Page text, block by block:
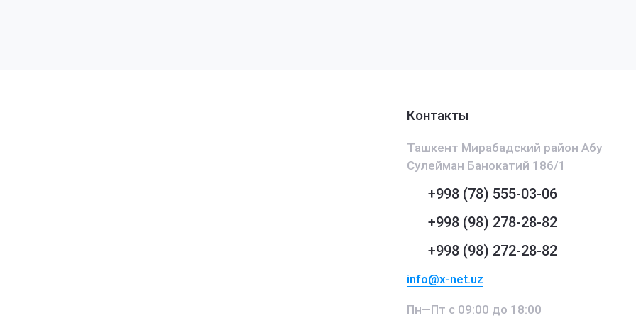
Контакты
Ташкент Мирабадский район Абу
Сулейман Банокатий 186/1
+998 (78) 555-03-06
+998 (98) 278-28-82
+998 (98) 272-28-82
info@x-net.uz
Пн—Пт с 09:00 до 18:00